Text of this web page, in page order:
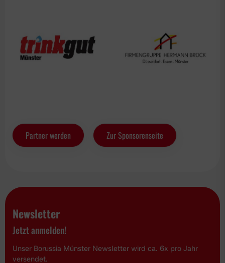
Partner werden Zur Sponsorenseite
Newsletter
Jetzt anmelden!
Unser Borussia Münster Newsletter wird ca. 6x pro Jahr
versendet.